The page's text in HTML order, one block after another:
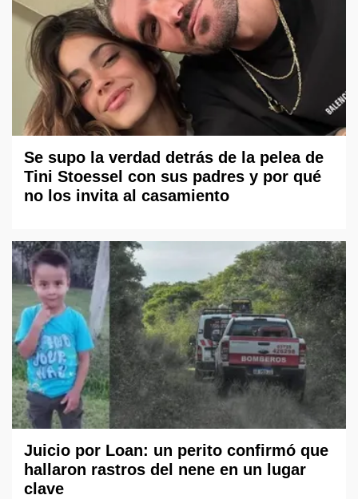
Se supo la verdad detrás de la pelea de
Tini Stoessel con sus padres y por qué
no los invita al casamiento
Juicio por Loan: un perito confirmó que
hallaron rastros del nene en un lugar
clave